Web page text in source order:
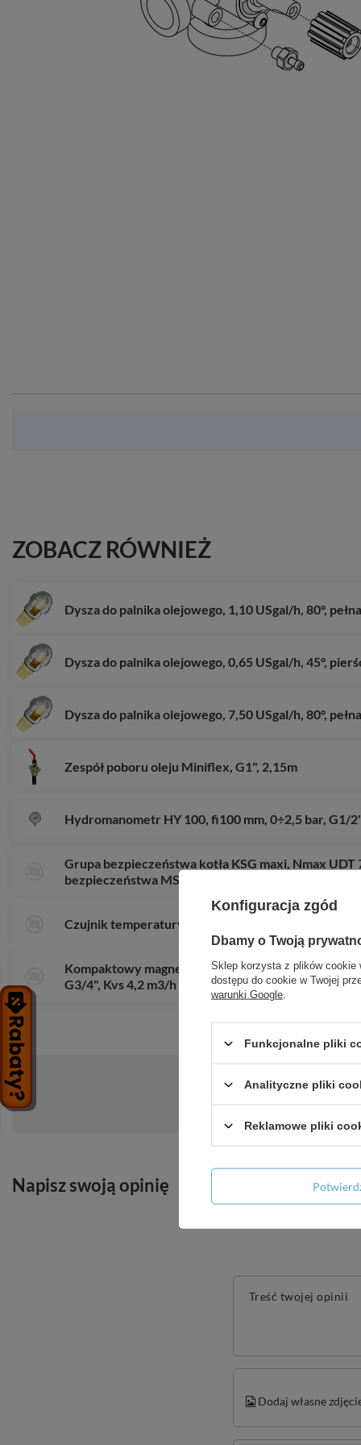
ZOBACZ RÓWNIEŻ
Dysza do palnika olejowego, 1,10 USgal/h, 80°, pełna
Dysza do palnika olejowego, 0,65 USgal/h, 45°,
Dysza do palnika olejowego, 7,50 USgal/h, 80°, pełna
Zespół poboru oleju Miniflex, G1", 2,15m
Hydromanometr HY 100, fi100 mm, 0÷2,5 bar, G1/
Grupa bezpieczeństwa kotła KSG maxi, Nmax
bezpieczeństwa MS 3 bar
Czujnik temperatury igłowy X12, 600°C
Kompaktowy magnetyczny separator
G3/4", Kvs 4,2 m3/h
Napisz swoją opinię
Treść twojej opinii
Dodaj własne
Konfiguracja zgód
Dbamy o Twoją
Sklep korzysta z plików cookie
dostępu do cookie w Twojej
warunki Google
Funkcjonalne pliki
Analityczne pliki
Reklamowe pliki